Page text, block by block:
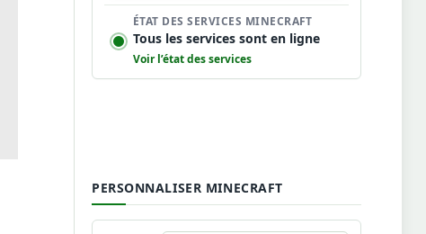
ÉTAT DES SERVICES MINECRAFT
Tous les services sont en ligne
Voir l’état des services
PERSONNALISER MINECRAFT